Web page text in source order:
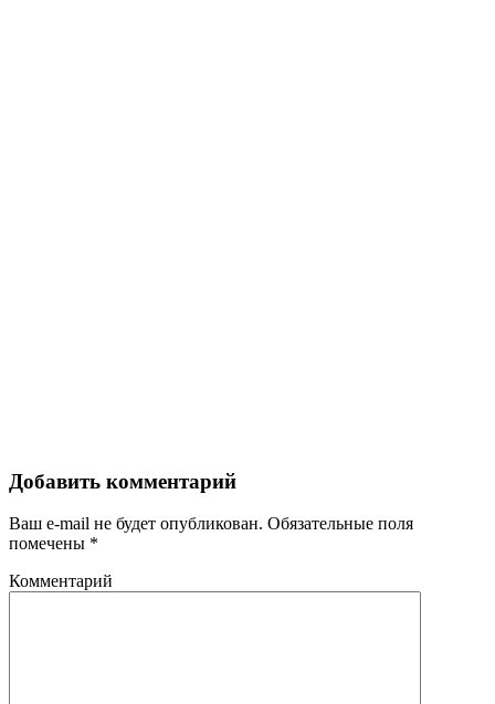
Добавить комментарий
Ваш e-mail не будет опубликован. Обязательные поля
помечены *
Комментарий